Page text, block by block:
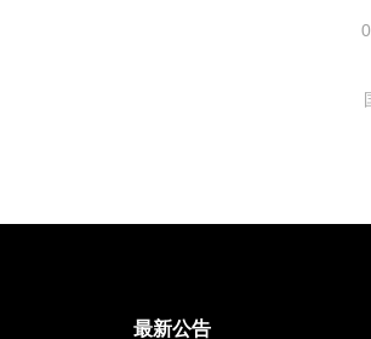
0
最新公告